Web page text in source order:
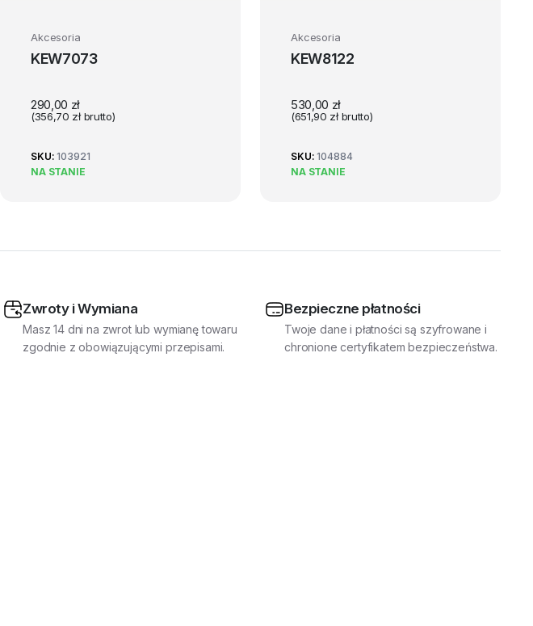
Akcesoria
KEW7073
290,00 zł
(356,70 złbrutto)
SKU: 103921
NA STANIE
Akcesoria
KEW8122
530,00 zł
(651,90 złbrutto)
SKU: 104884
NA STANIE
Zwroty i Wymiana
Masz 14 dni na zwrot lub wymianę towaru
zgodnie z obowiązującymi przepisami.
Bezpieczne płatności
Twoje dane i płatności są szyfrowane i
chronione certyfikatem bezpieczeństwa.